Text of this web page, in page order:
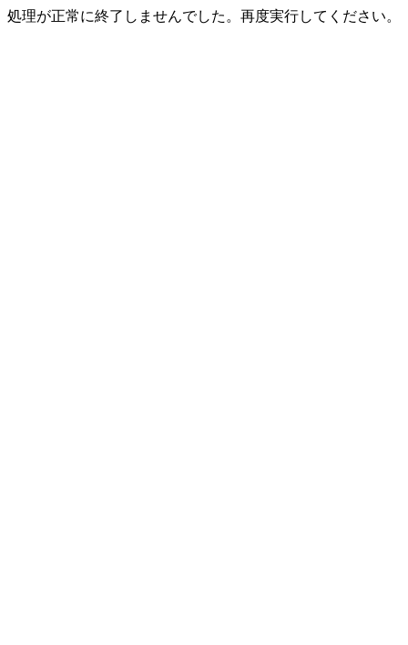
処理が正常に終了しませんでした。再度実行してください。